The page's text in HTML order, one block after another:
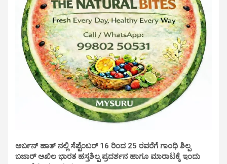
ಅರ್ಬನ್ ಹಾತ್ ನಲ್ಲಿ ಸೆಪ್ಟೆಂಬರ್ 16 ರಿಂದ 25 ರವರೆಗೆ ಗಾಂಧಿ ಶಿಲ್ಪ
ಬಜಾರ್ ಅಖಿಲ ಭಾರತ ಹಸ್ತಶಿಲ್ಪ ಪ್ರದರ್ಶನ ಹಾಗೂ ಮಾರಾಟಕ್ಕೆ ಇಂದು